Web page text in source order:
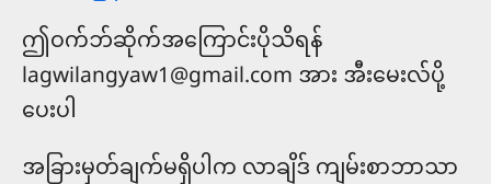
ဤဝက်ဘ်ဆိုက်အကြောင်းပိုသိရန်
lagwilangyaw1@gmail.com အား အီးမေးလ်ပို့
ပေးပါ
အခြားမှတ်ချက်မရှိပါက လာချိဒ် ကျမ်းစာဘာသာ